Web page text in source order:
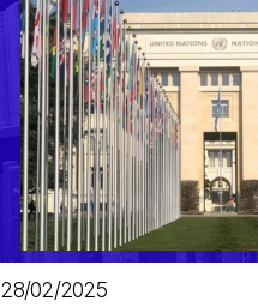
28/02/2025